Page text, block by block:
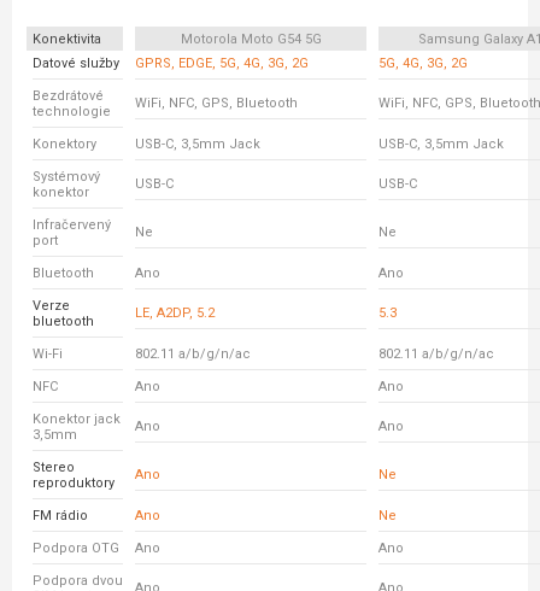
Konektivita Motorola Moto G54 5G
Samsung Galaxy
Datové služby
GPRS, EDGE, 5G, 4G, 3G, 2G 5G, 4G, 3G, 2G
Bezdrátové
technologie
WiFi, NFC, GPS, Bluetooth WiFi, NFC, GPS, Bluetooth
Konektory USB-C, 3,5mm Jack USB-C, 3,5mm Jack
Systémový
konektor
USB-C USB-C
Infračervený
port
Ne Ne
Bluetooth Ano Ano
Verze
bluetooth
LE, A2DP, 5.2 5.3
Wi-Fi 802.11 a/b/g/n/ac 802.11 a/b/g/n/ac
NFC Ano Ano
Konektor jack
3,5mm
Ano Ano
Stereo
reproduktory
Ano Ne
FM rádio Ano Ne
Podpora OTG Ano Ano
Podpora dvou